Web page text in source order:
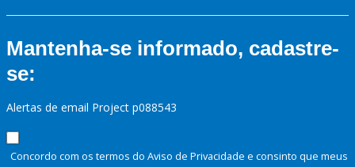
Mantenha-se informado, cadastre-
se:
Alertas de email Project p088543
Concordo com os termos do Aviso de Privacidade e consinto que meus